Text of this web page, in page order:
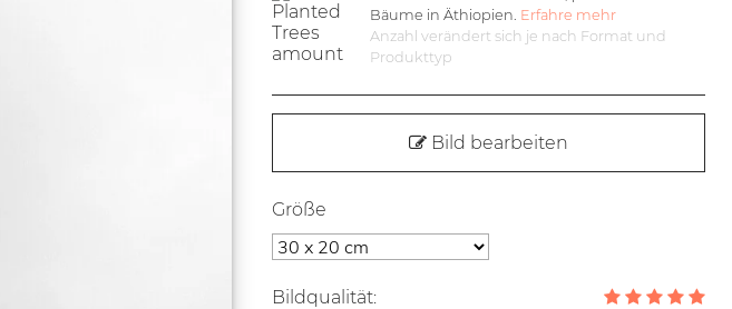
Bäume in Äthiopien. Erfahre mehr
Anzahl verändert sich je nach Format und
Produkttyp
Bild bearbeiten
Größe
Bildqualität: